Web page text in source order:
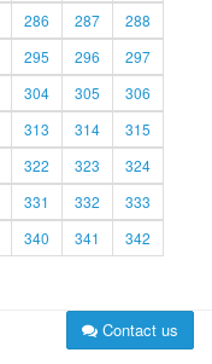
286 287
288
295 296
297
304 305
306
313 314
315
322 323
324
331 332
333
340 341
342
Contact us